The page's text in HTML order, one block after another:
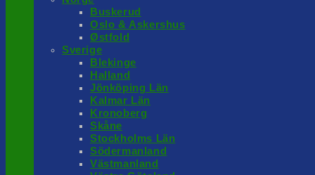
Buskerud
Oslo & Askershus
Østfold
Sverige
Blekinge
Halland
Jönköping Län
Kalmar Län
Kronoberg
Skåne
Stockholms Län
Södermanland
Västmanland